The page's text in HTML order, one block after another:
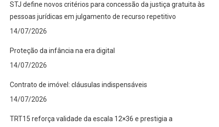
STJ define novos critérios para concessão da justiça gratuita às
pessoas jurídicas em julgamento de recurso repetitivo
14/07/2026
Proteção da infância na era digital
14/07/2026
Contrato de imóvel: cláusulas indispensáveis
14/07/2026
TRT15 reforça validade da escala 12×36 e prestigia a